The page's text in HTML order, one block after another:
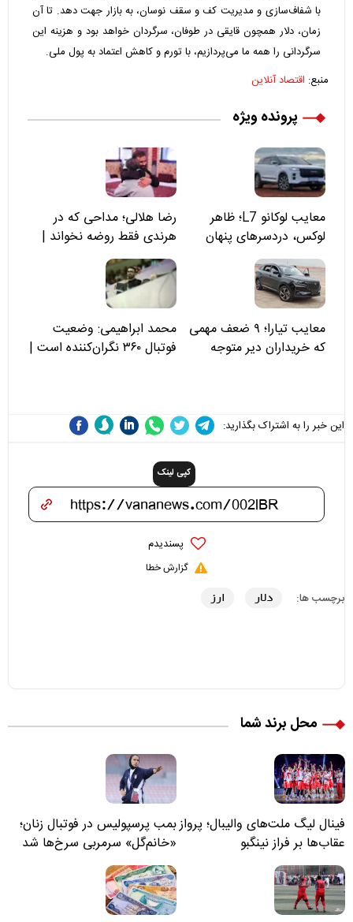
با شفاف‌سازی و مدیریت کف و سقف نوسان، به بازار جهت دهد. تا آن
زمان، دلار همچون قایقی در طوفان، سرگردان خواهد بود و هزینه این
سرگردانی را همه ما می‌پردازیم، با تورم و کاهش اعتماد به پول ملی.
منبع: اقتصاد آنلاین
پرونده ویژه
معایب لوکانو L7؛ ظاهر
لوکس، دردسرهای پنهان
رضا هلالی؛ مداحی که در
هرندی فقط روضه نخواند |
مسئولان «تکیه‌گاه آقا مرتضی
علی(ع)» را جدی‌تر ببینند
معایب تیارا؛ ۹ ضعف مهمی
که خریداران دیر متوجه
محمد ابراهیمی: وضعیت
فوتبال ۳۶۰ نگران‌کننده است |
این خبر را به اشتراک بگذارید:
کپی لینک
پسندیدم
گزارش خطا
برچسب ها: دلار ارز
محل برند شما
فینال لیگ ملت‌های والیبال؛ پرواز
عقاب‌ها بر فراز نینگبو
بمب پرسپولیس در فوتبال زنان؛
«خانم‌گل» سرمربی سرخ‌ها شد